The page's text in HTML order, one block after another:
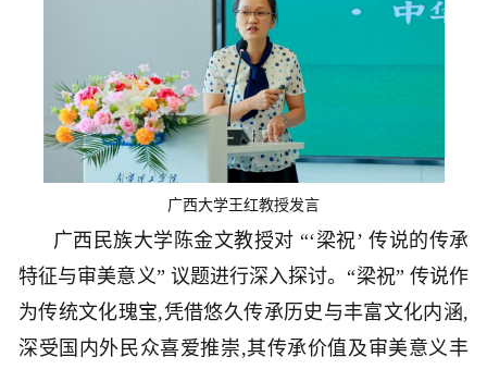
广西大学王红教授发言
广西民族大学陈金文教授对 “‘梁祝’ 传说的传承
特征与审美意义” 议题进行深入探讨。“梁祝” 传说作
为传统文化瑰宝,凭借悠久传承历史与丰富文化内涵,
深受国内外民众喜爱推崇,其传承价值及审美意义丰